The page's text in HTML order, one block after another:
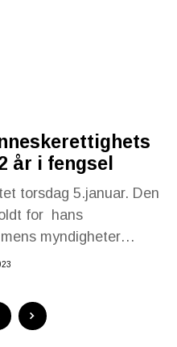
år i fengsel
torsdag 5.januar. Den
for hans
myndigheter
grunner. 5.